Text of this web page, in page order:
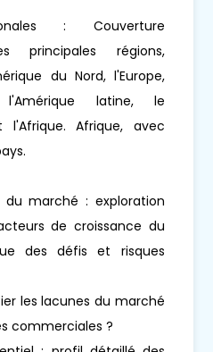
: Couverture
principales régions,
du Nord, l'Europe,
l'Amérique latine, le
l'Afrique. Afrique, avec
marché : exploration
de croissance du
des défis et risques
les lacunes du marché
commerciales ?